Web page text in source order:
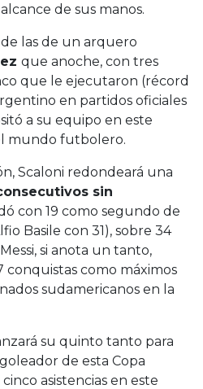
de sus manos.
las de un arquero
que anoche, con tres
que le ejecutaron (récord
en partidos oficiales
a su equipo en este
mundo futbolero.
Scaloni redondeará una
sin
con 19 como segundo de
Basile con 31), sobre 34
si anota un tanto,
conquistas como máximos
sudamericanos en la
su quinto tanto para
de esta Copa
asistencias en este